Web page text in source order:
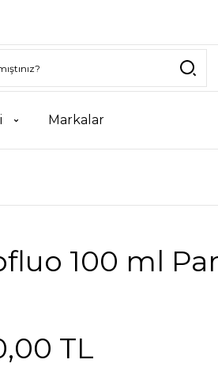
Markalar
100 ml
TL